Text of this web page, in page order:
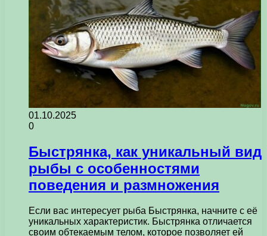
01.10.2025
0
Быстрянка, как уникальный вид
рыбы с особенностями
поведения и размножения
Если вас интересует рыба Быстрянка, начните с её
уникальных характеристик. Быстрянка отличается
своим обтекаемым телом, которое позволяет ей